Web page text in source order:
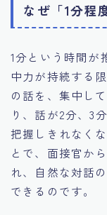
なぜ「1分程
1分という時間が
中力が持続する
の話を、集中し
り、話が2分、3
把握しきれなく
とで、面接官か
れ、自然な対話
できるのです。